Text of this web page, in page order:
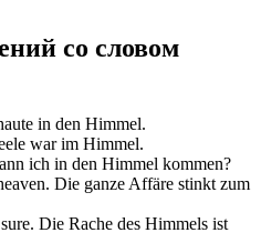
со словом
in den Himmel.
war im Himmel.
ich in den Himmel kommen?
. Die ganze Affäre stinkt zum
Die Rache des Himmels ist